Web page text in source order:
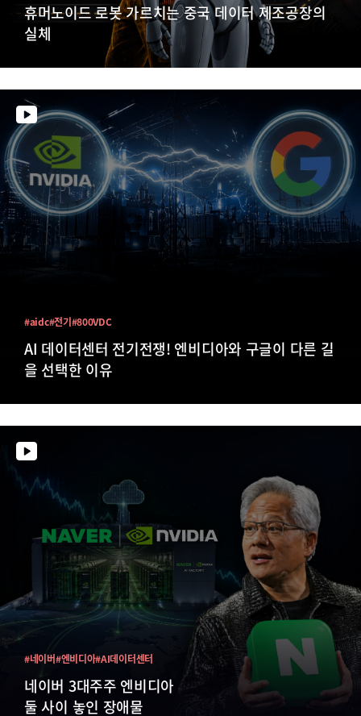
휴머노이드 로봇 가르치는 중국 데이터 제조공장의
실체
AI 데이터센터 전기전쟁! 엔비디아와 구글이 다른 길
을 선택한 이유
#aidc#전기#800VDC
네이버 3대주주 엔비디아
둘 사이 놓인 장애물
#네이버#엔비디아#AI데이터센터